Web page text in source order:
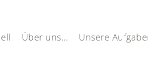
Über uns... Unsere